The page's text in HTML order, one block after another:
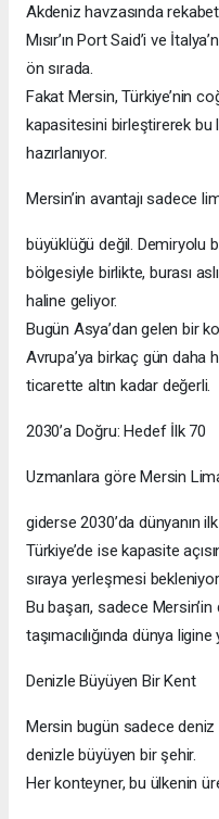
Akdeniz havzasında
Mısır’ın Port Said’i ve
ön sırada.
Fakat Mersin, Türkiye’nin
kapasitesini birleştirerek bu
hazırlanıyor.
Mersin’in avantajı sadece
büyüklüğü değil. Demiryolu
bölgesiyle birlikte, burası
haline geliyor.
Bugün Asya’dan gelen bir
Avrupa’ya birkaç gün daha
ticarette altın kadar değerli.
2030’a Doğru: Hedef İlk 70
Uzmanlara göre Mersin
giderse 2030’da dünyanın
Türkiye’de ise kapasite
sıraya yerleşmesi
Bu başarı, sadece Mersin’in
taşımacılığında dünya
Denizle Büyüyen Bir Kent
Mersin bugün sadece deniz
denizle büyüyen bir şehir.
Her konteyner, bu ülkenin